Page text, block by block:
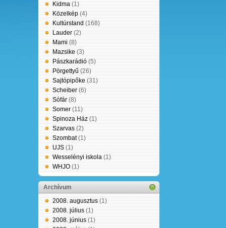
Kidma (1)
Közelkép (4)
Kultúrstand (168)
Lauder (2)
Mami (8)
Mazsike (3)
Pászkarádió (5)
Pörgettyű (26)
Sajtópipőke (31)
Scheiber (6)
Sófár (8)
Somer (11)
Spinoza Ház (1)
Szarvas (2)
Szombat(1)
UJS (1)
Wesselényi iskola (1)
WHJO (1)
Archívum
2008. augusztus (1)
2008. július (1)
2008. június (1)